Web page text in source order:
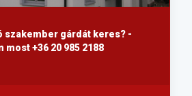
szakember gárdát keres? -
most +36 20 985 2188